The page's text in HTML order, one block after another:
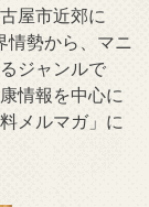
屋市近郊に
情勢から、マニ
ジャンルで
情報を中心に
メルマガ」に